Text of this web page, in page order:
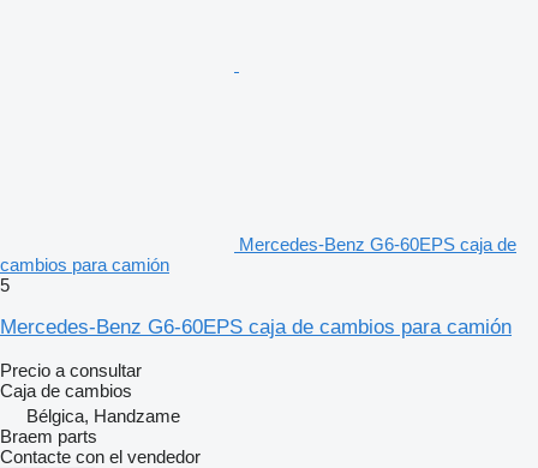
Mercedes-Benz G6-60EPS caja de
cambios para camión
5
Mercedes-Benz G6-60EPS caja de cambios para camión
Precio a consultar
Caja de cambios
Bélgica, Handzame
Braem parts
Contacte con el vendedor